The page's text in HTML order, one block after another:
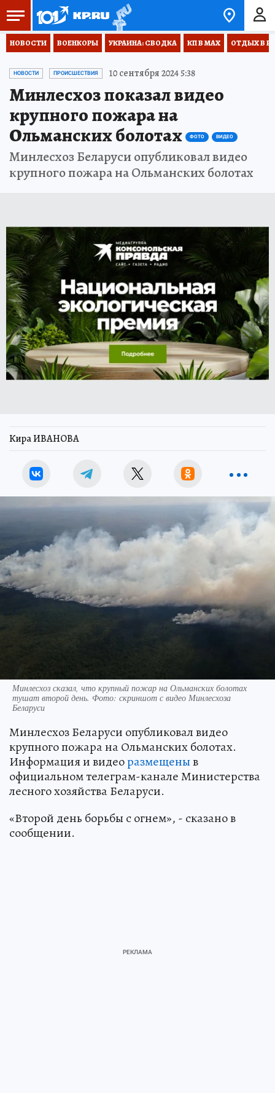
НОВОСТИ ВОЕНКОРЫ УКРАИНА: СВОДКА КП В МАХ ОТДЫХ В
НОВОСТИ ПРОИСШЕСТВИЯ 10 сентября 2024 5:38
Минлесхоз показал видео
крупного пожара на
Ольманских болотах
ФОТО ВИДЕО
Минлесхоз Беларуси опубликовал видео
крупного пожара на Ольманских болотах
Кира ИВАНОВА
Минлесхоз сказал, что крупный пожар на Ольманских болотах
тушат второй день. Фото: скриншот с видео Минлесхоза
Беларуси
Минлесхоз Беларуси опубликовал видео
крупного пожара на Ольманских болотах.
Информация и видеоразмещеныв
официальном телеграм-канале Министерства
лесного хозяйства Беларуси.
«Второй день борьбы с огнем», - сказано в
сообщении.